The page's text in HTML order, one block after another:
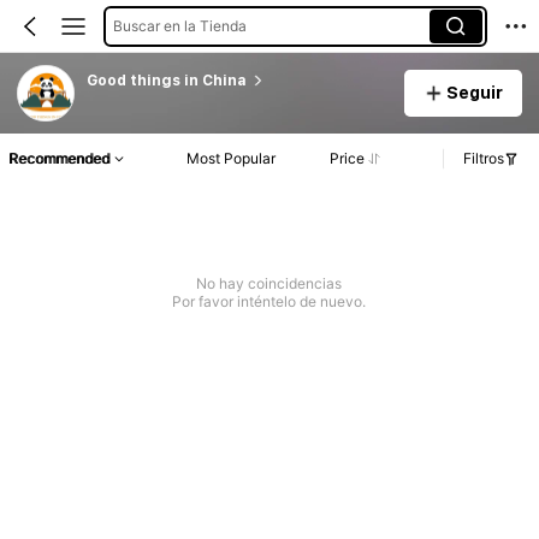
Buscar en la Tienda
Good things in China
Seguir
Recommended Most Popular Price Filtros
No hay coincidencias
Por favor inténtelo de nuevo.